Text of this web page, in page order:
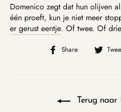
Domenico zegt dat hun olijven
één proeft, kun je niet meer
er gerust eentje. Of twee. Of
Share
Share
Terug naar